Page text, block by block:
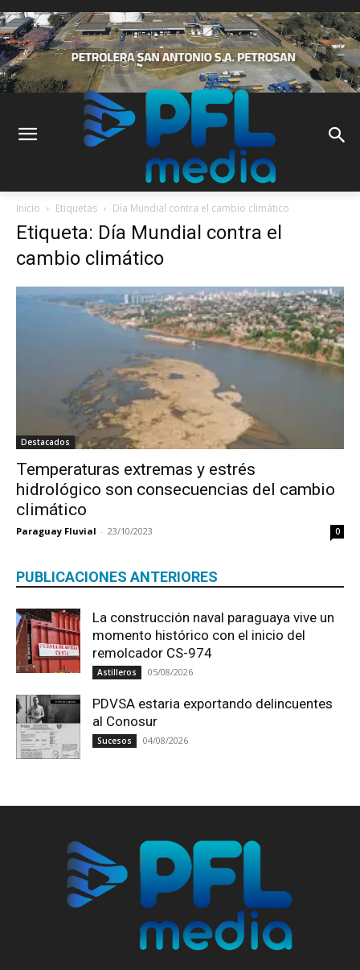
Inicio Etiquetas Día Mundial contra el cambio climático
Etiqueta: Día Mundial contra el
cambio climático
Destacados
Temperaturas extremas y estrés
hidrológico son consecuencias del cambio
climático
Paraguay Fluvial - 23/10/2023 0
PUBLICACIONES ANTERIORES
La construcción naval paraguaya vive un
momento histórico con el inicio del
remolcador CS-974
Astilleros 05/08/2026
PDVSA estaria exportando delincuentes
al Conosur
Sucesos 04/08/2026